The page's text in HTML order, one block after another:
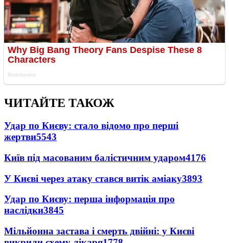
ЧИТАЙТЕ ТАКОЖ
Удар по Києву: стало відомо про перші
жертви5543
Київ під масованим балістичним ударом4176
У Києві через атаку стався витік аміаку3893
Удар по Києву: перша інформація про
наслідки3845
Мільйонна застава і смерть двійні: у Києві